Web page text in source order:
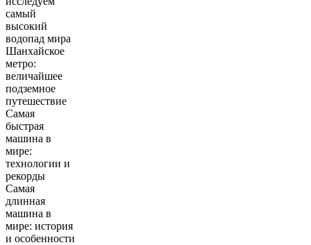
самый
высокий
водопад мира
Шанхайское
метро:
величайшее
подземное
путешествие
Самая
быстрая
машина в
мире:
технологии и
рекорды
Самая
длинная
машина в
мире: история
и особенности